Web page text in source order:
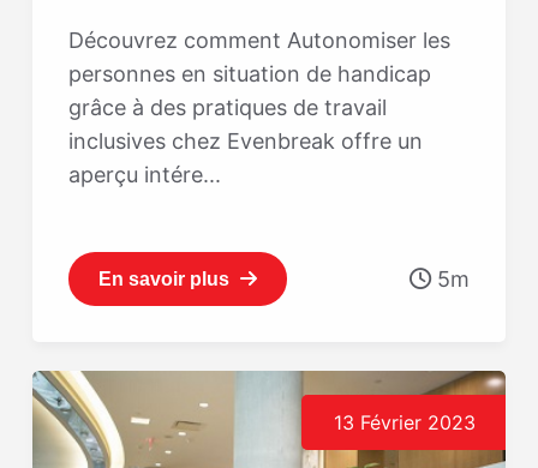
personnes en situation de
handicap chez Evenbreak
Découvrez comment Autonomiser les
personnes en situation de handicap
grâce à des pratiques de travail
inclusives chez Evenbreak offre un
aperçu intére...
En savoir plus 5m
13 Février 2023